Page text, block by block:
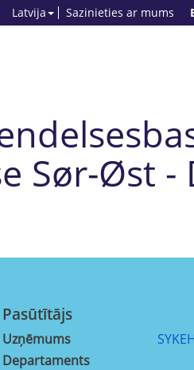
Sazinieties ar mums
Latvija
Sør-Øst -
Pasūtītājs
Uzņēmums
Departaments